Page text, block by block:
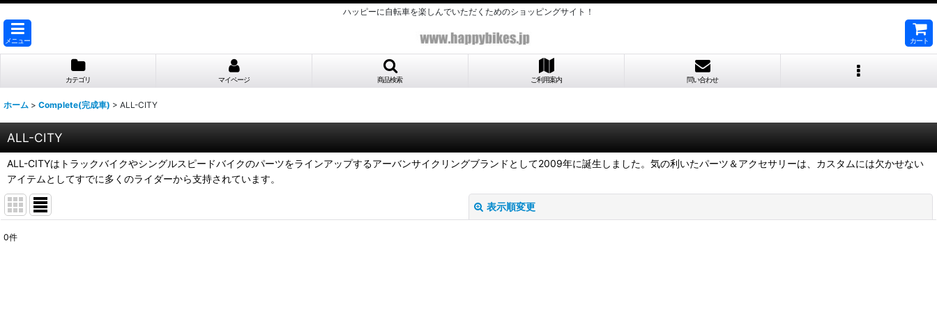
ハッピーに自転車を楽しんでいただくためのショッピングサイト！
メニュー カート
カテゴリ マイページ 商品検索 ご利用案内 問い合わせ
ホーム > Complete(完成車) > ALL-CITY
ALL-CITY
ALL-CITYはトラックバイクやシングルスピードバイクのパーツをラインアップするアーバンサイクリングブランドとして2009年に誕生しました。気の利いたパーツ＆アクセサリーは、カスタムには欠かせない
アイテムとしてすでに多くのライダーから支持されています。
表示順変更
0件